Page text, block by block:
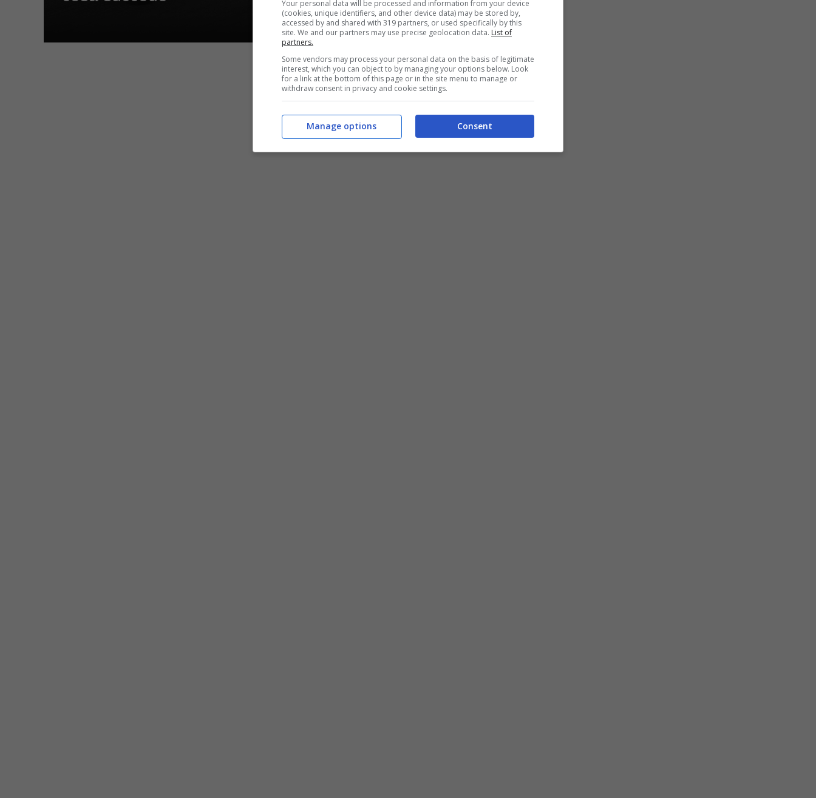
Your personal data will be processed and information from your device
(cookies, unique identifiers, and other device data) may be stored by,
accessed by and shared with 319 partners, or used specifically by this
site. We and our partners may use precise geolocation data. List of
partners.
Some vendors may process your personal data on the basis of legitimate
interest, which you can object to by managing your options below. Look
for a link at the bottom of this page or in the site menu to manage or
withdraw consent in privacy and cookie settings.
Consent
Manage options